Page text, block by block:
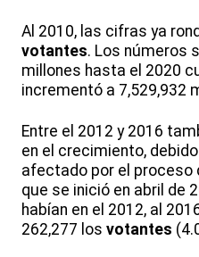
Al 2010, las cifras ya
votantes. Los números
millones hasta el 2020
incrementó a 7,529,932
Entre el 2012 y 2016
en el crecimiento,
afectado por el proceso
que se inició en abril de
habían en el 2012, al
262,277 los votantes